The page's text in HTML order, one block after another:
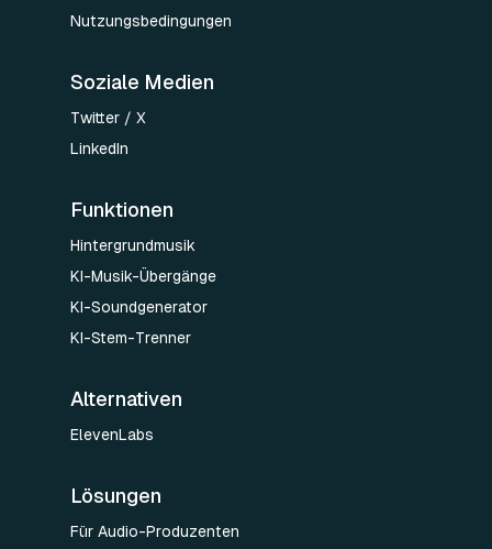
Nutzungsbedingungen
Soziale Medien
Twitter / X
LinkedIn
Funktionen
Hintergrundmusik
KI-Musik-Übergänge
KI-Soundgenerator
KI-Stem-Trenner
Alternativen
ElevenLabs
Lösungen
Für Audio-Produzenten